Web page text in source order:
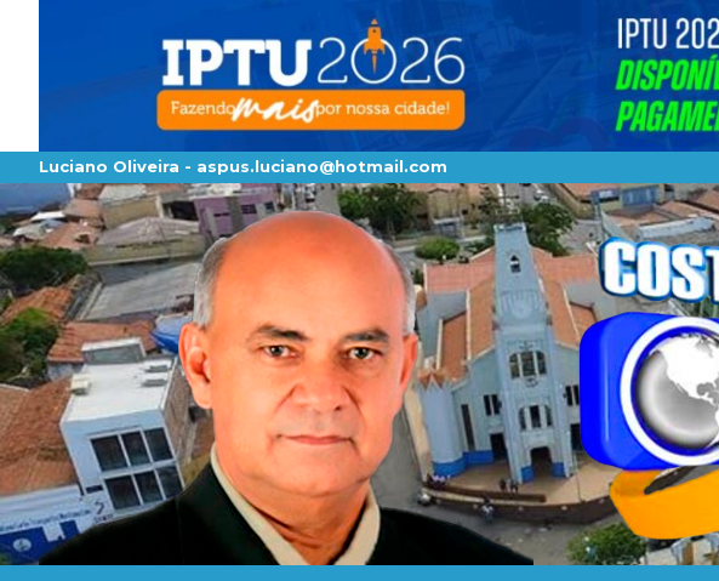
Luciano Oliveira - aspus.luciano@hotmail.com